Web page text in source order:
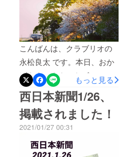
当に心強く、35日間のクラ
ウドファンディングをやり
抜く支えとなりました。前
半は正直、不安な時の方が
多かったのですが、その度
に、応援してくださる方々
からの情報のシェアや、メ
ディアでのご紹介などで、
少しずつご支援の輪も広が
り、「絵本楽しみにしてい
るよ！」「私にはできない
られるように...今日も、皆様
にとっても、佳き日であり
ますように...願っております
☆
のご協力をいただいている
ことに、感謝の言葉しかあ
りません。新聞掲載の広報
力！改めてそのチカラを感
じているこの数日間です。
先日から、電話先ではいろ
いろな応援メッセージをい
ただいています。「こんな
活動をしている方がいらっ
た。共感しています。」
こんばんは、クラブリオの
永松良太 です。本日、おか
げさまでネクストゴール目
標額『200万円』を達成する
ことができました。 皆様
からの多大なるご支援に、
お礼と感謝を申し上げま
す。本当にありがとうござ
もっと見る
西日本新聞1/26、
掲載されました！
2021/01/27 00:31